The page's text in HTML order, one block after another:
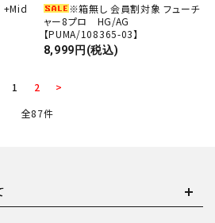
+Mid
※箱無し 会員割対象 フューチ
ャー8プロ HG/AG
【PUMA/108365-03】
8,999円(税込)
1 2
>
全87件